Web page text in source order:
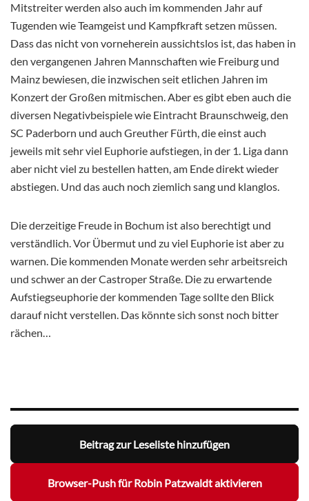
Mitstreiter werden also auch im kommenden Jahr auf
Tugenden wie Teamgeist und Kampfkraft setzen müssen.
Dass das nicht von vorneherein aussichtslos ist, das haben in
den vergangenen Jahren Mannschaften wie Freiburg und
Mainz bewiesen, die inzwischen seit etlichen Jahren im
Konzert der Großen mitmischen. Aber es gibt eben auch die
diversen Negativbeispiele wie Eintracht Braunschweig, den
SC Paderborn und auch Greuther Fürth, die einst auch
jeweils mit sehr viel Euphorie aufstiegen, in der 1. Liga dann
aber nicht viel zu bestellen hatten, am Ende direkt wieder
abstiegen. Und das auch noch ziemlich sang und klanglos.
Die derzeitige Freude in Bochum ist also berechtigt und
verständlich. Vor Übermut und zu viel Euphorie ist aber zu
warnen. Die kommenden Monate werden sehr arbeitsreich
und schwer an der Castroper Straße. Die zu erwartende
Aufstiegseuphorie der kommenden Tage sollte den Blick
darauf nicht verstellen. Das könnte sich sonst noch bitter
rächen…
Beitrag zur Leseliste hinzufügen
Browser-Push für Robin Patzwaldt aktivieren